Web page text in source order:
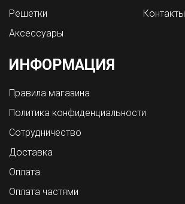
Решетки
Аксессуары
Контакты
ИНФОРМАЦИЯ
Правила магазина
Политика конфиденциальности
Сотрудничество
Доставка
Оплата
Оплата частями